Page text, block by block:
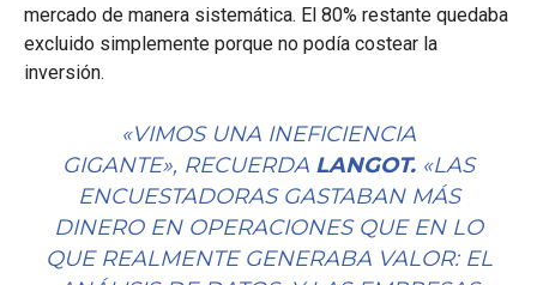
mercado de manera sistemática. El 80% restante quedaba
excluido simplemente porque no podía costear la
inversión.
«VIMOS UNA INEFICIENCIA
GIGANTE», RECUERDA LANGOT. «LAS
ENCUESTADORAS GASTABAN MÁS
DINERO EN OPERACIONES QUE EN LO
QUE REALMENTE GENERABA VALOR: EL